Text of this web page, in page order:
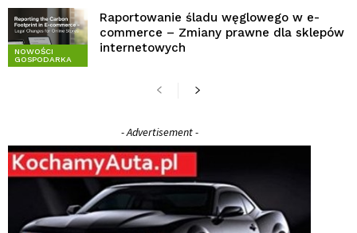
NOWOŚCI
GOSPODARKA
Raportowanie śladu węglowego w e-
commerce – Zmiany prawne dla sklepów
internetowych
- Advertisement -